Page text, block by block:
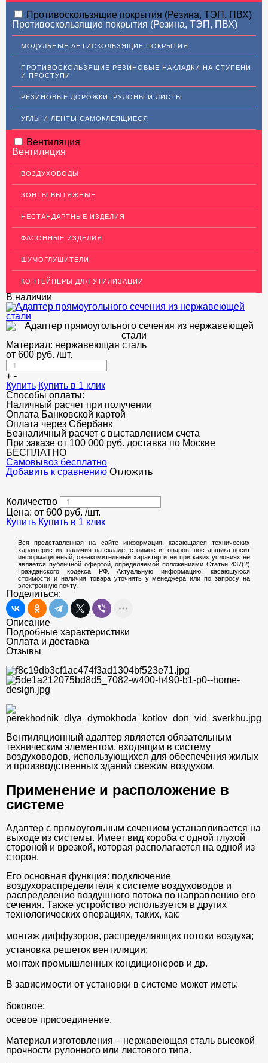
АЛЮМИНИЕВЫЙ ПРОКАТ
НЕРЖАВЕЮЩАЯ СТАЛЬ
МЕДНЫЙ ПРОКАТ
ЛАТУННЫЙ ПРОКАТ
ДЕКОР НЕРЖАВЕЙКА
ОГРАЖДЕНИЯ ДЛЯ ЛЕСТНИЦ
ЭЛЕКТРОДЫ
ДЕКОРАТИВНЫЙ УГОЛОК
МЕТАЛЛИЧЕСКИЕ ПОРОГИ НАПОЛЬНЫЕ (ДЛЯ ПОЛА),
РАСКЛАДКА, ПЛИНТУС
ПОТОЛКИ
АКЦИИ
НЕДОРОГОЙ МЕТАЛЛОПРОКАТ
Противоскользящие покрытия (Резина, ТЭП, ПВХ)
Противоскользящие покрытия (Резина, ТЭП, ПВХ)
МОДУЛЬНЫЕ АНТИСКОЛЬЗЯЩИЕ ПОКРЫТИЯ
ПРОТИВОСКОЛЬЗЯЩИЕ РЕЗИНОВЫЕ НАКЛАДКИ НА СТУПЕНИ
И ПРОСТУПИ
РЕЗИНОВЫЕ ДОРОЖКИ, РУЛОНЫ И ЛИСТЫ
УГЛЫ И ЛЕНТЫ САМОКЛЕЯЩИЕСЯ
Вентиляция
Вентиляция
ВОЗДУХОВОДЫ
ЗОНТЫ ВЫТЯЖНЫЕ
НЕСТАНДАРТНЫЕ ИЗДЕЛИЯ
ФАСОННЫЕ ИЗДЕЛИЯ
ШУМОГЛУШИТЕЛИ
КОНТЕЙНЕРЫ ДЛЯ УТИЛИЗАЦИИ
В наличии
Материал: нержавеющая сталь
от 600 руб. /шт.
+ -
Купить Купить в 1 клик
Способы оплаты:
Наличный расчет при получении
Оплата Банковской картой
Оплата через Сбербанк
Безналичный расчет с выставлением счета
При заказе от 100 000 руб. доставка по Москве
БЕСПЛАТНО
Cамовывоз бесплатно
Добавить к сравнению Отложить
Количество
Цена: от 600 руб. /шт.
Купить Купить в 1 клик
Вся представленная на сайте информация, касающаяся технических
характеристик, наличия на складе, стоимости товаров, поставщика носит
информационный, ознакомительный характер и ни при каких условиях не
является публичной офертой, определяемой положениями Статьи 437(2)
Гражданского кодекса РФ. Актуальную информацию, касающуюся
стоимости и наличия товара уточнять у менеджера или по запросу на
электронную почту.
Поделиться:
Описание
Подробные характеристики
Оплата и доставка
Отзывы
Вентиляционный адаптер является обязательным
техническим элементом, входящим в систему
воздуховодов, использующихся для обеспечения жилых
и производственных зданий свежим воздухом.
Применение и расположение в
системе
Адаптер с прямоугольным сечением устанавливается на
выходе из системы. Имеет вид короба с одной глухой
стороной и врезкой, которая располагается на одной из
сторон.
Его основная функция: подключение
воздухораспределителя к системе воздуховодов и
распределение воздушного потока по направлению его
сечения. Также устройство используется в других
технологических операциях, таких, как:
монтаж диффузоров, распределяющих потоки воздуха;
установка решеток вентиляции;
монтаж промышленных кондиционеров и др.
В зависимости от установки в системе может иметь:
боковое;
осевое присоединение.
Материал изготовления – нержавеющая сталь высокой
прочности рулонного или листового типа.